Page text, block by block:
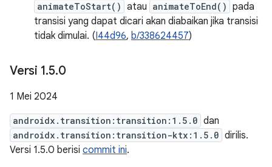
animateToStart() atau animateToEnd() pada
transisi yang dapat dicari akan diabaikan jika transisi
tidak dimulai. (I44d96, b/338624457)
Versi 1.5.0
1 Mei 2024
androidx.transition:transition:1.5.0 dan
androidx.transition:transition-ktx:1.5.0 dirilis.
Versi 1.5.0 berisi commit ini.